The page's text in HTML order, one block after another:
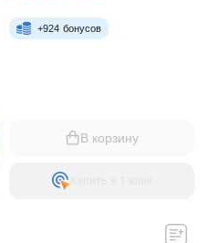
+924 бонусов
В корзину
Купить в 1 клик